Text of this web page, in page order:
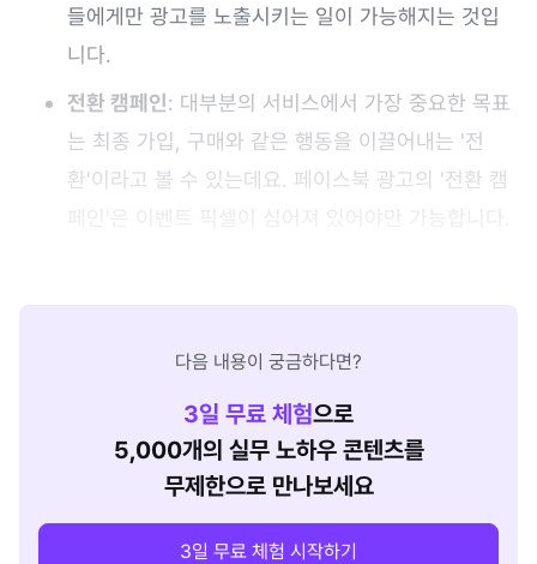
들에게만 광고를 노출시키는 일이 가능해지는 것입
니다.
전환 캠페인: 대부분의 서비스에서 가장 중요한 목표
는 최종 가입, 구매와 같은 행동을 이끌어내는 '전
환'이라고 볼 수 있는데요. 페이스북 광고의 '전환 캠
페인'은 이벤트 픽셀이 심어져 있어야만 가능합니다.
다음 내용이 궁금하다면?
3일 무료 체험으로
5,000개의 실무 노하우 콘텐츠를
무제한으로 만나보세요
3일 무료 체험 시작하기